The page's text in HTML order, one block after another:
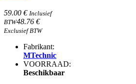
59.00 € Inclusief
BTW48.76 €
Exclusief BTW
Fabrikant:
MTechnic
VOORRAAD:
Beschikbaar